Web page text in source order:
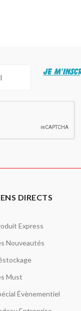
JE
DIRECTS
Express
Nouveautés
Must
Évènementiel